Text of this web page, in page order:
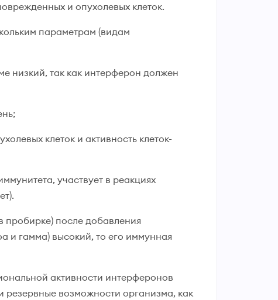
и опухолевых клеток.
параметрам (видам
низкий, так как интерферон должен
клеток и активность клеток-
участвует в реакциях
пробирке) после добавления
и гамма) высокий, то его иммунная
активности интерферонов
резервные возможности организма, как